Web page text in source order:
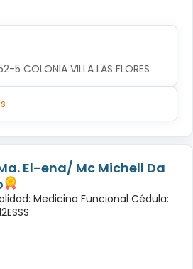
5 COLONIA VILLA LAS FLORES
El-ena/ Mc Michell Da
Medicina Funcional Cédula: